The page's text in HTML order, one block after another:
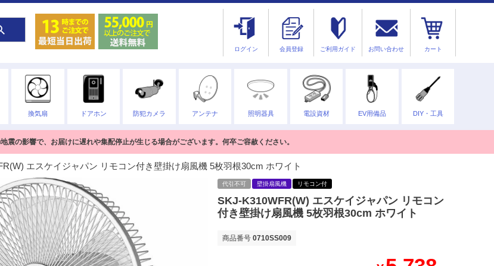
ログイン 会員登録 ご利用ガイド お問い合わせ カート
換気扇 ドアホン 防犯カメラ アンテナ 照明器具 電設資材 EV用備品 DIY・工具
震の影響で、お届けに遅れや集配停止が生じる場合がございます。何卒ご容赦ください。
エスケイジャパン リモコン付き壁掛け扇風機 5枚羽根30cm ホワイト
代引不可 壁掛扇風機 リモコン付
SKJ-K310WFR(W) エスケイジャパン リモコン
付き壁掛け扇風機 5枚羽根30cm ホワイト
商品番号 0710SS009